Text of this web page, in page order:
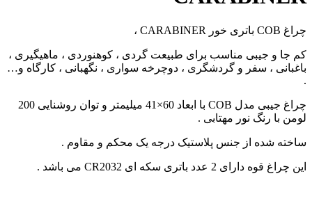
چراغ COB باتری خور CARABINER ،
کم جا و جیبی مناسب برای طبیعت گردی ، کوهنوردی ، ماهیگیری ،
باغبانی ، سفر و گردشگری ، دوچرخه سواری ، نگهبانی ، کارگاه و…
.
چراغ جیبی مدل COB با ابعاد 60×41 میلیمتر و توان روشنایی 200
لومن با رنگ نور مهتابی .
ساخته شده از جنس پلاستیک درجه یک محکم و مقاوم .
این چراغ قوه دارای 2 عدد باتری سکه ای CR2032 می باشد .